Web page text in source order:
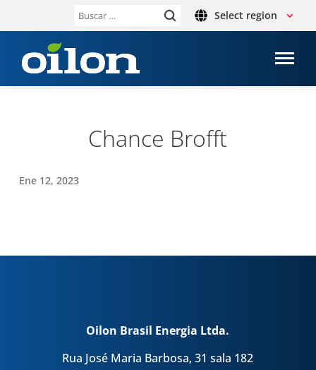
Buscar: Select region
Chance Brofft
Ene 12, 2023
Oilon Brasil Energia Ltda.
Rua José Maria Barbosa, 31 sala 182